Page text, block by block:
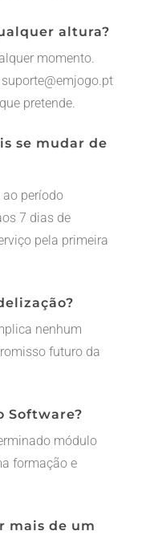
altura?
momento.
pretende.
se mudar de
ao período
7 dias de
pela primeira
nenhum
futuro da
Software?
módulo
formação e
mais de um